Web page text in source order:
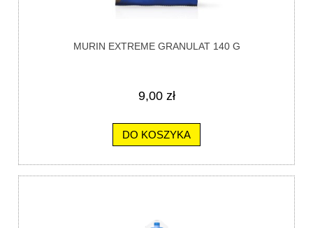
MURIN EXTREME GRANULAT 140 G
9,00 zł
DO KOSZYKA